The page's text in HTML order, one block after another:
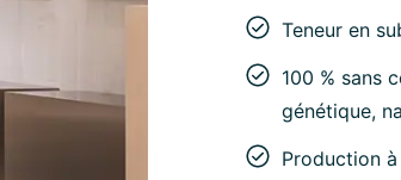
Teneur en
100 % sans
génétique,
Production